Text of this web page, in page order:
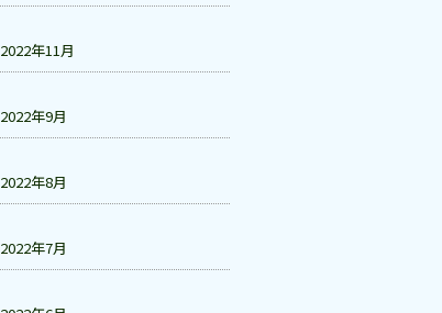
2022年11月
2022年9月
2022年8月
2022年7月